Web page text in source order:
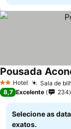
2 Estrelas
Hotel Sala de
Pousada
8,7 Excelente 234
Selecione as
exatos.